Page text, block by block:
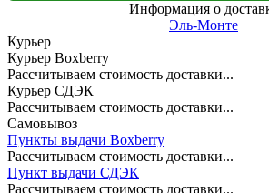
Информация о
Эль-Монте
Курьер
Курьер Boxberry
Рассчитываем стоимость доставки...
Курьер СДЭК
Рассчитываем стоимость доставки...
Самовывоз
Пункты выдачи Boxberry
Рассчитываем стоимость доставки...
Пункт выдачи СДЭК
Рассчитываем стоимость доставки...